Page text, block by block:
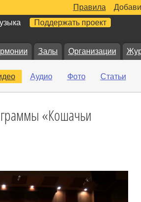
Правила
Поддержать проект
Залы Организации
Аудио Фото Статьи
«Кошачьи